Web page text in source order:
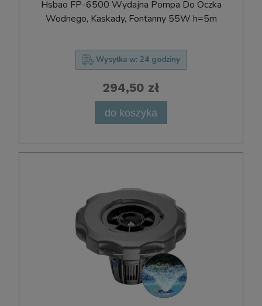
Hsbao FP-6500 Wydajna Pompa Do Oczka
Wodnego, Kaskady, Fontanny 55W h=5m
Wysyłka w: 24 godziny
294,50 zł
do koszyka